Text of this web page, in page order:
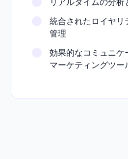
統合されたロイヤリ
管理
効果的なコミュニケ
マーケティングツー